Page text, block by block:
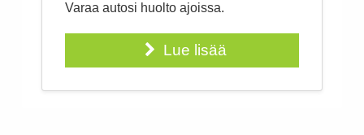
Varaa autosi huolto ajoissa.
Lue lisää